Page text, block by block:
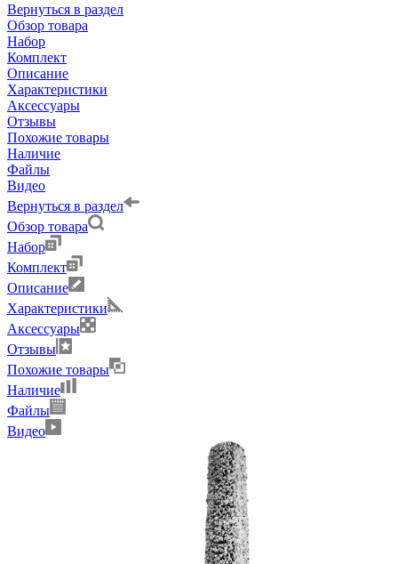
Вернуться в раздел
Обзор товара
Набор
Комплект
Описание
Характеристики
Аксессуары
Отзывы
Похожие товары
Наличие
Файлы
Видео
Вернуться в раздел
Обзор товара
Набор
Комплект
Описание
Характеристики
Аксессуары
Отзывы
Похожие товары
Наличие
Файлы
Видео